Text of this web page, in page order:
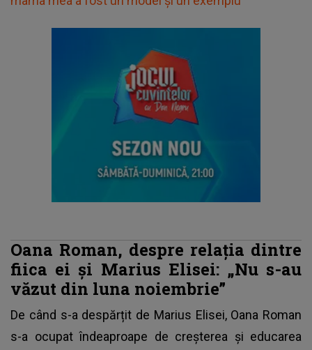
Oana Roman, despre relația dintre
fiica ei și Marius Elisei: „Nu s-au
văzut din luna noiembrie”
De când s-a despărțit de Marius Elisei, Oana Roman
s-a ocupat îndeaproape de creșterea și educarea